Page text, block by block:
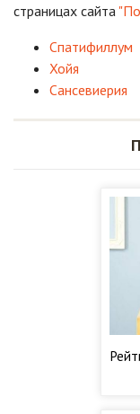
страницах сайта
Спатифиллум
Хойя
Сансевиерия